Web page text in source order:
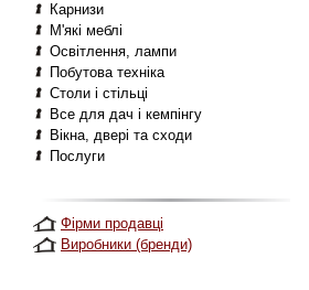
Карнизи
М'які меблі
Освітлення, лампи
Побутова техніка
Столи і стільці
Все для дач і кемпінгу
Вікна, двері та сходи
Послуги
Фірми продавці
Виробники (бренди)